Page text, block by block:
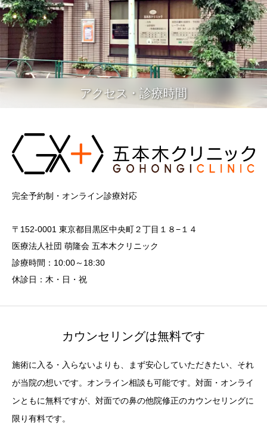
アクセス・診療時間
完全予約制・オンライン診療対応
〒152-0001 東京都目黒区中央町２丁目１８−１４
医療法人社団 萌隆会 五本木クリニック
診療時間：10:00～18:30
休診日：木・日・祝
カウンセリングは無料です
施術に入る・入らないよりも、まず安心していただきたい、それ
が当院の想いです。オンライン相談も可能です。対面・オンライ
ンともに無料ですが、対面での鼻の他院修正のカウンセリングに
限り有料です。